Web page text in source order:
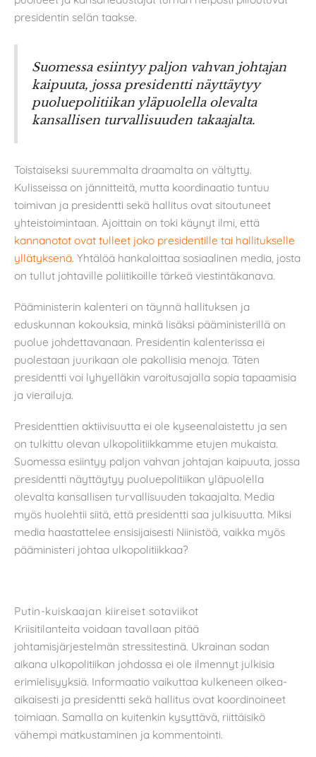
presidentin selän taakse.
Suomessa esiintyy paljon vahvan johtajan
kaipuuta, jossa presidentti näyttäytyy
puoluepolitiikan yläpuolella olevalta
kansallisen turvallisuuden takaajalta.
Toistaiseksi suuremmalta draamalta on vältytty.
Kulisseissa on jännitteitä, mutta koordinaatio tuntuu
toimivan ja presidentti sekä hallitus ovat sitoutuneet
yhteistoimintaan. Ajoittain on toki käynyt ilmi, että
kannanotot ovat tulleet joko presidentille tai hallitukselle
yllätyksenä. Yhtälöä hankaloittaa sosiaalinen media, josta
on tullut johtaville poliitikoille tärkeä viestintäkanava.
Pääministerin kalenteri on täynnä hallituksen ja
eduskunnan kokouksia, minkä lisäksi pääministerillä on
puolue johdettavanaan. Presidentin kalenterissa ei
puolestaan juurikaan ole pakollisia menoja. Täten
presidentti voi lyhyelläkin varoitusajalla sopia tapaamisia
ja vierailuja.
Presidenttien aktiivisuutta ei ole kyseenalaistettu ja sen
on tulkittu olevan ulkopolitiikkamme etujen mukaista.
Suomessa esiintyy paljon vahvan johtajan kaipuuta, jossa
presidentti näyttäytyy puoluepolitiikan yläpuolella
olevalta kansallisen turvallisuuden takaajalta. Media
myös huolehtii siitä, että presidentti saa julkisuutta. Miksi
media haastattelee ensisijaisesti Niinistöä, vaikka myös
pääministeri johtaa ulkopolitiikkaa?
Putin-kuiskaajan kiireiset sotaviikot
Kriisitilanteita voidaan tavallaan pitää
johtamisjärjestelmän stressitestinä. Ukrainan sodan
aikana ulkopolitiikan johdossa ei ole ilmennyt julkisia
erimielisyyksiä. Informaatio vaikuttaa kulkeneen oikea-
aikaisesti ja presidentti sekä hallitus ovat koordinoineet
toimiaan. Samalla on kuitenkin kysyttävä, riittäisikö
vähempi matkustaminen ja kommentointi.